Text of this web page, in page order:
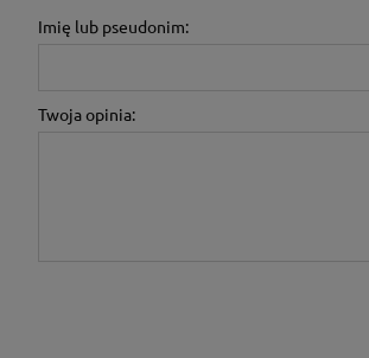
Imię lub pseudonim:
Twoja opinia: